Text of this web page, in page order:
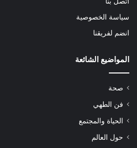
سياسة الخصوصية
انضم لفريقنا
المواضيع الشائعة
صحة
فن الطهي
الحياة والمجتمع
حول العالم